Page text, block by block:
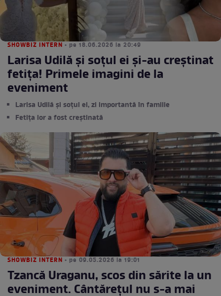
SHOWBIZ INTERN • pe 18.06.2026 la 20:49
Larisa Udilă și soțul ei și-au creștinat
fetița! Primele imagini de la
eveniment
Larisa Udilă și soțul ei, zi importantă în familie
Fetița lor a fost creștinată
SHOWBIZ INTERN • pe 09.05.2026 la 19:01
Tzancă Uraganu, scos din sărite la un
eveniment. Cântărețul nu s-a mai